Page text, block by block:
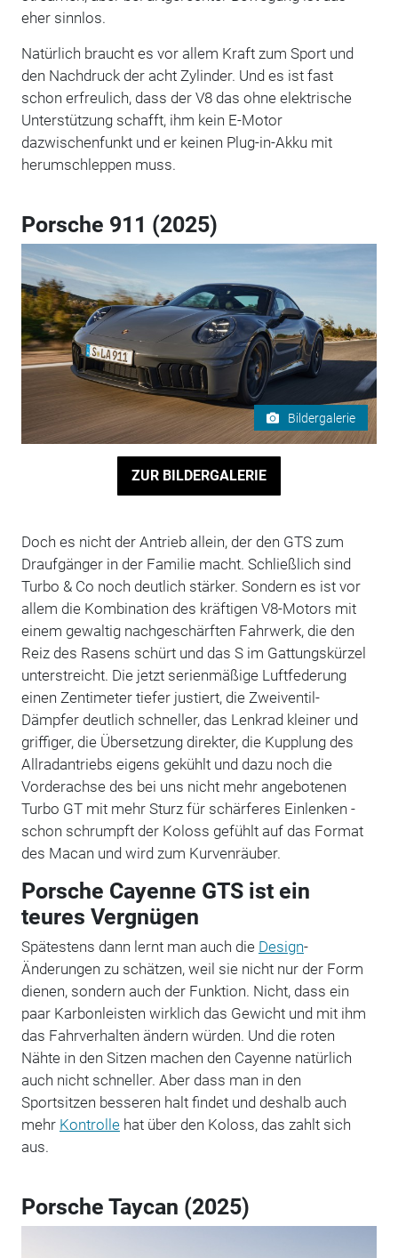
eher sinnlos.
Natürlich braucht es vor allem Kraft zum Sport und
den Nachdruck der acht Zylinder. Und es ist fast
schon erfreulich, dass der V8 das ohne elektrische
Unterstützung schafft, ihm kein E-Motor
dazwischenfunkt und er keinen Plug-in-Akku mit
herumschleppen muss.
Porsche 911 (2025)
Bildergalerie
ZUR BILDERGALERIE
Doch es nicht der Antrieb allein, der den GTS zum
Draufgänger in der Familie macht. Schließlich sind
Turbo & Co noch deutlich stärker. Sondern es ist vor
allem die Kombination des kräftigen V8-Motors mit
einem gewaltig nachgeschärften Fahrwerk, die den
Reiz des Rasens schürt und das S im Gattungskürzel
unterstreicht. Die jetzt serienmäßige Luftfederung
einen Zentimeter tiefer justiert, die Zweiventil-
Dämpfer deutlich schneller, das Lenkrad kleiner und
griffiger, die Übersetzung direkter, die Kupplung des
Allradantriebs eigens gekühlt und dazu noch die
Vorderachse des bei uns nicht mehr angebotenen
Turbo GT mit mehr Sturz für schärferes Einlenken -
schon schrumpft der Koloss gefühlt auf das Format
des Macan und wird zum Kurvenräuber.
Porsche Cayenne GTS ist ein
teures Vergnügen
Spätestens dann lernt man auch die Design-
Änderungen zu schätzen, weil sie nicht nur der Form
dienen, sondern auch der Funktion. Nicht, dass ein
paar Karbonleisten wirklich das Gewicht und mit ihm
das Fahrverhalten ändern würden. Und die roten
Nähte in den Sitzen machen den Cayenne natürlich
auch nicht schneller. Aber dass man in den
Sportsitzen besseren halt findet und deshalb auch
mehr Kontrollehat über den Koloss, das zahlt sich
aus.
Porsche Taycan (2025)